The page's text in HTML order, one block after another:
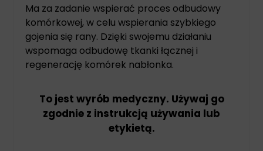
Ma za zadanie wspierać proces odbudowy
komórkowej, w celu wspierania szybkiego
gojenia się rany. Dzięki swojemu działaniu
wspomaga odbudowę tkanki łącznej i
regenerację komórek nabłonka.
To jest wyrób medyczny. Używaj go
zgodnie z instrukcją używania lub
etykietą.